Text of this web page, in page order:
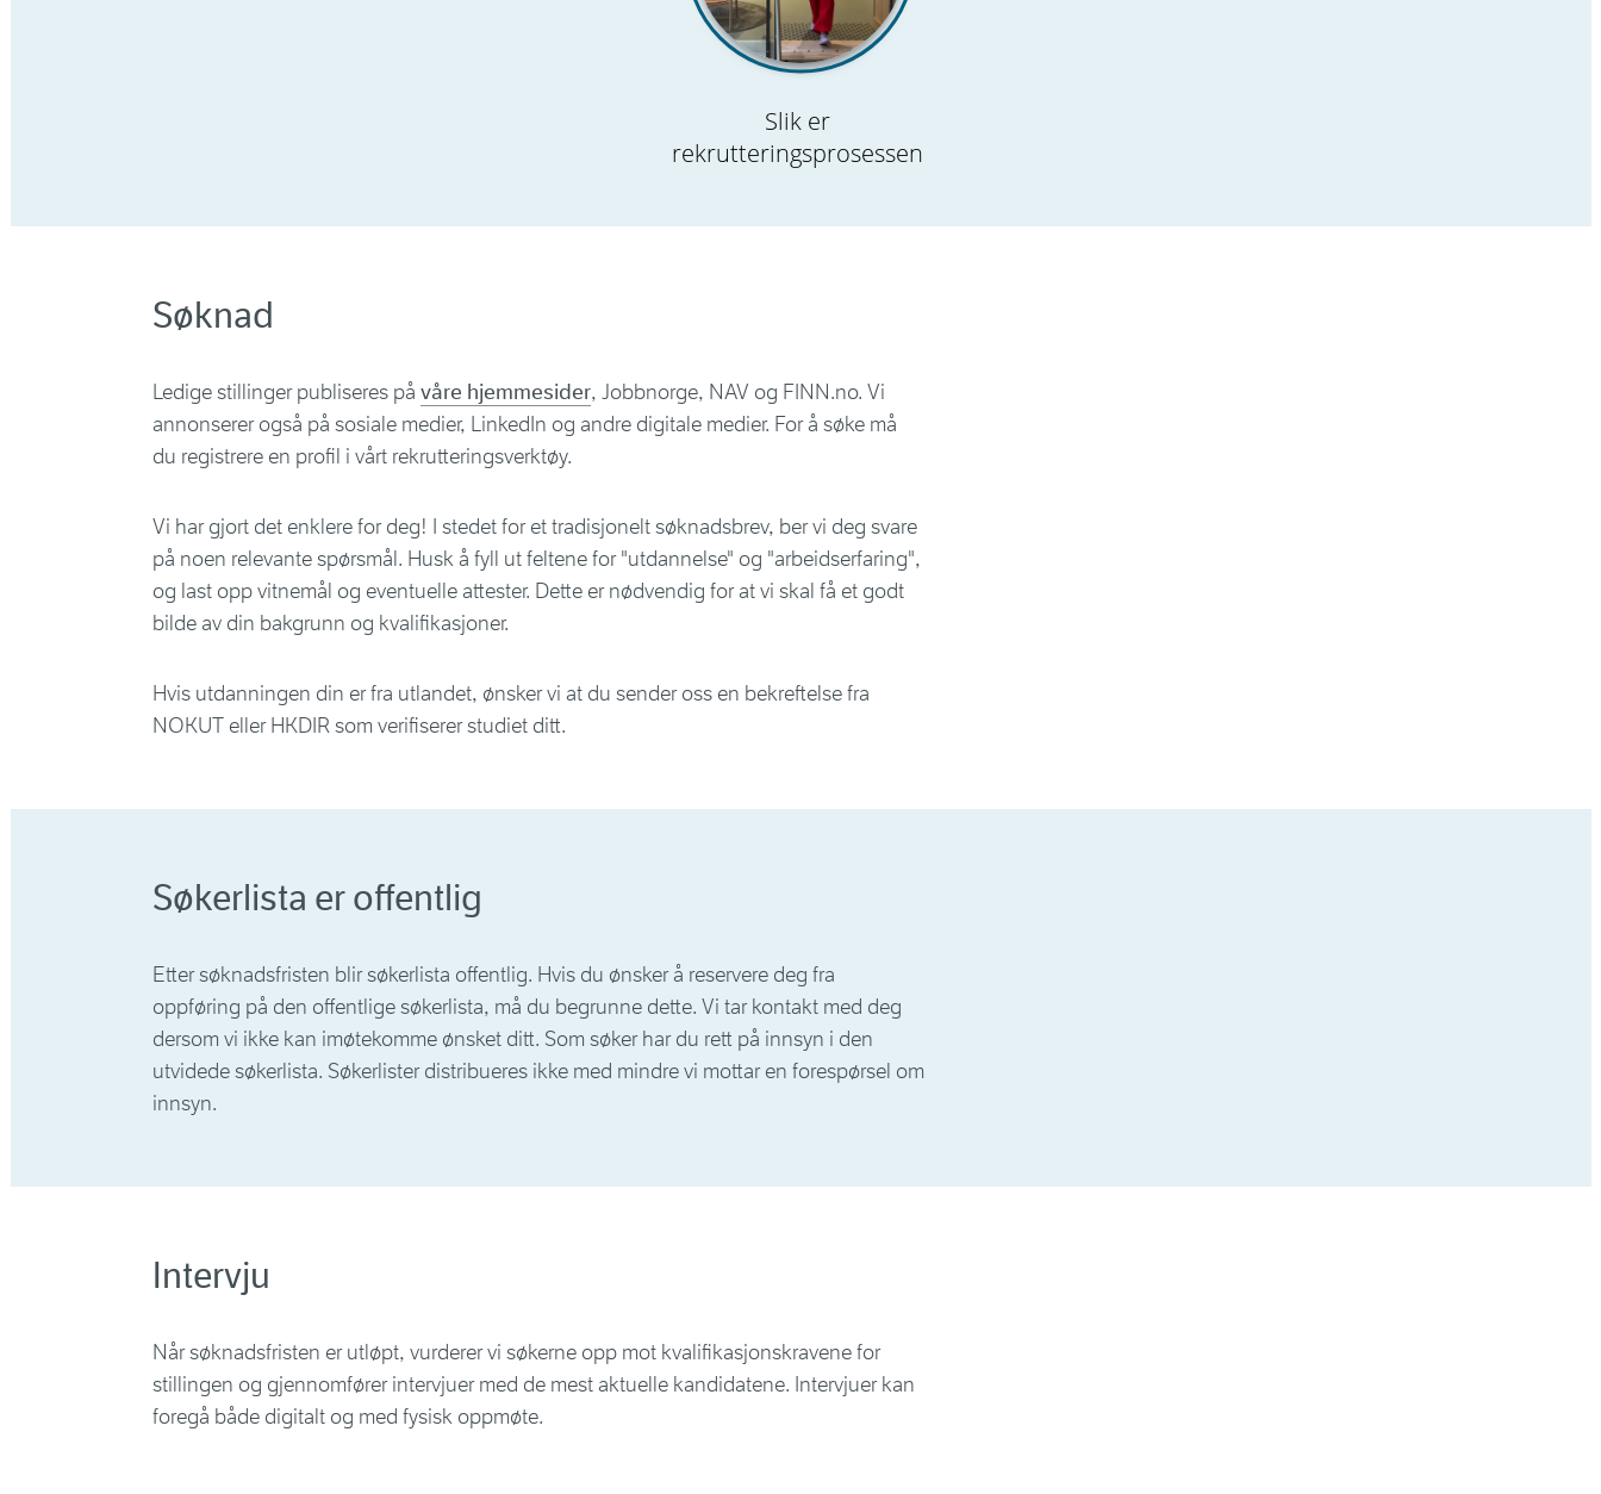
Slik er
rekrutteringsprosessen
Søknad
Ledige stillinger publiseres på våre hjemmesider, Jobbnorge, NAV og FINN.no. Vi
annonserer også på sosiale medier, LinkedIn og andre digitale medier. For å søke må
du registrere en profil i vårt rekrutteringsverktøy.
Vi har gjort det enklere for deg! I stedet for et tradisjonelt søknadsbrev, ber vi deg svare
på noen relevante spørsmål. Husk å fyll ut feltene for "utdannelse" og "arbeidserfaring",
og last opp vitnemål og eventuelle attester. Dette er nødvendig for at vi skal få et godt
bilde av din bakgrunn og kvalifikasjoner.
Hvis utdanningen din er fra utlandet, ønsker vi at du sender oss en bekreftelse fra
NOKUT eller HKDIR som verifiserer studiet ditt.
Søkerlista er offentlig
Etter søknadsfristen blir søkerlista offentlig. Hvis du ønsker å reservere deg fra
oppføring på den offentlige søkerlista, må du begrunne dette. Vi tar kontakt med deg
dersom vi ikke kan imøtekomme ønsket ditt. Som søker har du rett på innsyn i den
utvidede søkerlista. Søkerlister distribueres ikke med mindre vi mottar en forespørsel om
innsyn.
Intervju
Når søknadsfristen er utløpt, vurderer vi søkerne opp mot kvalifikasjonskravene for
stillingen og gjennomfører intervjuer med de mest aktuelle kandidatene. Intervjuer kan
foregå både digitalt og med fysisk oppmøte.